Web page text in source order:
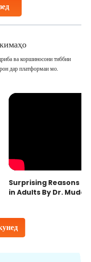
ва коршиносони тиббии
дар платформаи мо.
Surprising Reasons
in Adults By Dr.